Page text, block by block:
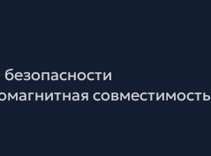
совместимость